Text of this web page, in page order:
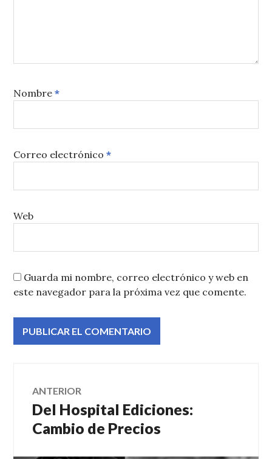
Nombre*
Correo electrónico*
Web
Guarda mi nombre, correo electrónico y web en
este navegador para la próxima vez que comente.
Navegación
de
ANTERIOR
Entrada
anterior:
Del Hospital Ediciones:
Cambio de Precios